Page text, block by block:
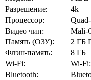
Разрешение:
4k
Процессор:
Видео чип:
Mali-
Память (ОЗУ):
2 ГБ
Флэш-память:
8 ГБ
Wi-Fi:
Wi-
Bluetooth: